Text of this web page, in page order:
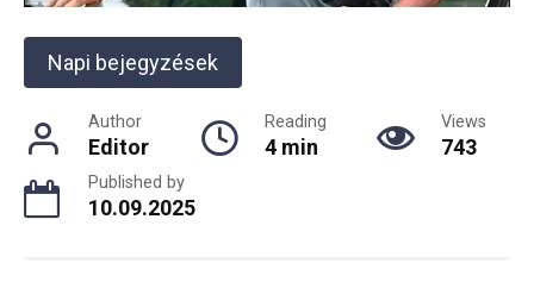
Napi bejegyzések
Author
Editor
Reading
4 min
Views
743
Published by
10.09.2025